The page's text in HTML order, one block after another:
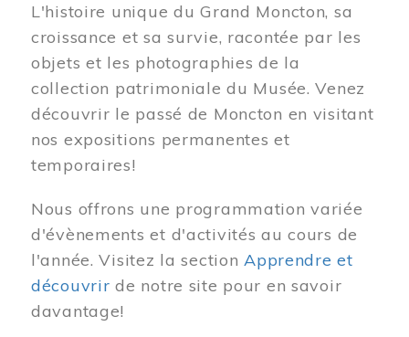
L'histoire unique du Grand Moncton, sa
croissance et sa survie, racontée par les
objets et les photographies de la
collection patrimoniale du Musée. Venez
découvrir le passé de Moncton en visitant
nos expositions permanentes et
temporaires!
Nous offrons une programmation variée
d'évènements et d'activités au cours de
l'année. Visitez la sectionApprendre et
découvrir de notre site pour en savoir
davantage!